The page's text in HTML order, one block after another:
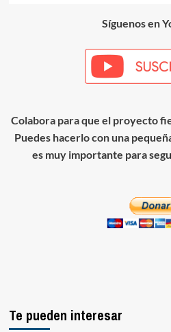
Síguenos en
Colabora para que el proyecto
Puedes hacerlo con una
es muy importante para
Te pueden interesar